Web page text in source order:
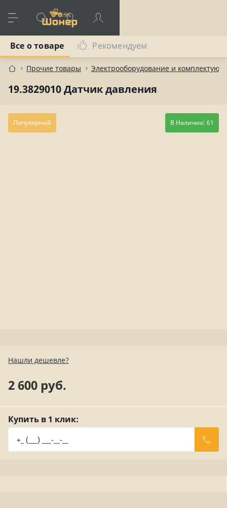
Прочие товары Электрооборудование и
19.3829010 Датчик давления
Все о товаре Рекомендуем
Популярный В Наличии: 61
Нашли дешевле?
2 600 руб.
Купить в 1 клик: